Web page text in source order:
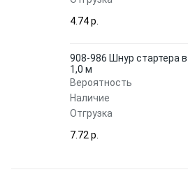
4.74 p.
908-986 Шнур стартера
1,0 м
Вероятность
Наличие
Отгрузка
7.72 p.